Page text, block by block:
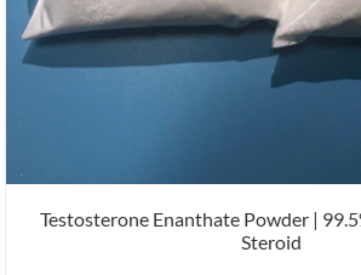
Testosterone Enanthate Powder |
Steroid